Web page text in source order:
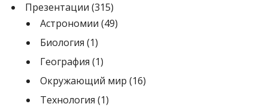
Презентации (315)
Астрономии (49)
Биология (1)
География (1)
Окружающий мир (16)
Технология (1)